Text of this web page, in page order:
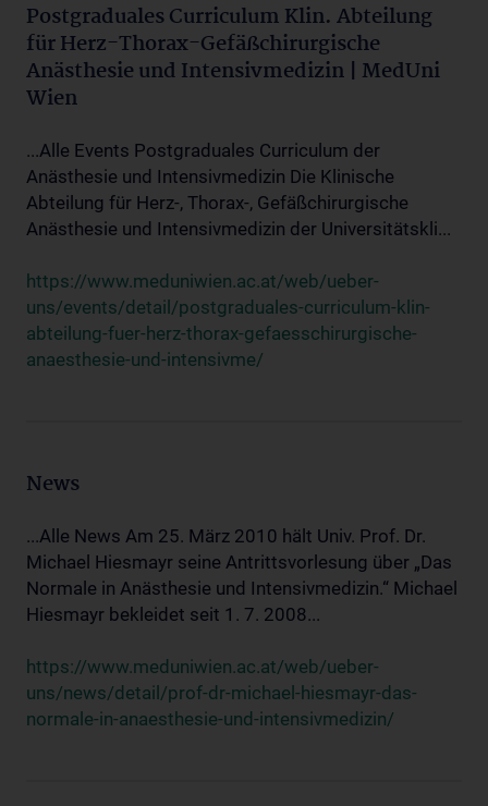
Postgraduales Curriculum Klin. Abteilung
für Herz-Thorax-Gefäßchirurgische
Anästhesie und Intensivmedizin | MedUni
Wien
...Alle Events Postgraduales Curriculum der
Anästhesie und Intensivmedizin Die Klinische
Abteilung für Herz-, Thorax-, Gefäßchirurgische
Anästhesie und Intensivmedizin der Universitätskli...
https://www.meduniwien.ac.at/web/ueber-
uns/events/detail/postgraduales-curriculum-klin-
abteilung-fuer-herz-thorax-gefaesschirurgische-
anaesthesie-und-intensivme/
News
...Alle News Am 25. März 2010 hält Univ. Prof. Dr.
Michael Hiesmayr seine Antrittsvorlesung über „Das
Normale in Anästhesie und Intensivmedizin.“ Michael
Hiesmayr bekleidet seit 1. 7. 2008...
https://www.meduniwien.ac.at/web/ueber-
uns/news/detail/prof-dr-michael-hiesmayr-das-
normale-in-anaesthesie-und-intensivmedizin/